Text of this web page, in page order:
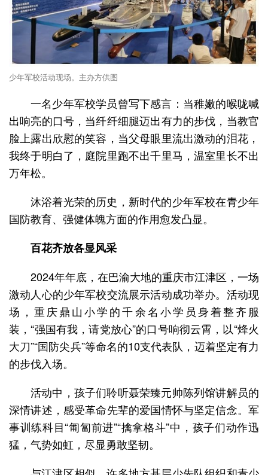
少年军校活动现场。主办方供图
一名少年军校学员曾写下感言：当稚嫩的喉咙喊
出响亮的口号，当纤纤细腿迈出有力的步伐，当教官
脸上露出欣慰的笑容，当父母眼里流出激动的泪花，
我终于明白了，庭院里跑不出千里马，温室里长不出
万年松。
沐浴着光荣的历史，新时代的少年军校在青少年
国防教育、强健体魄方面的作用愈发凸显。
百花齐放各显风采
2024年年底，在巴渝大地的重庆市江津区，一场
激动人心的少年军校交流展示活动成功举办。活动现
场，重庆鼎山小学的千余名小学员身着整齐服
装，“强国有我，请党放心”的口号响彻云霄，以“烽火
大刀”“国防尖兵”等命名的10支代表队，迈着坚定有力
的步伐入场。
活动中，孩子们聆听聂荣臻元帅陈列馆讲解员的
深情讲述，感受革命先辈的爱国情怀与坚定信念。军
事训练科目“匍匐前进”“擒拿格斗”中，孩子们动作迅
猛，气势如虹，尽显勇敢坚韧。